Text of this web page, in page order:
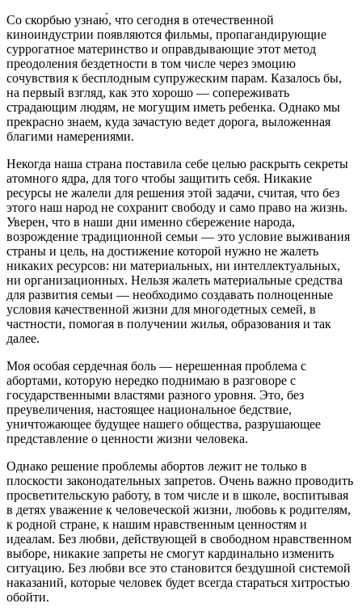
Со скорбью узнаю́, что сегодня в отечественной
киноиндустрии появляются фильмы, пропагандирующие
суррогатное материнство и оправдывающие этот метод
преодоления бездетности в том числе через эмоцию
сочувствия к бесплодным супружеским парам. Казалось бы,
на первый взгляд, как это хорошо — сопереживать
страдающим людям, не могущим иметь ребенка. Однако мы
прекрасно знаем, куда зачастую ведет дорога, выложенная
благими намерениями.
Некогда наша страна поставила себе целью раскрыть секреты
атомного ядра, для того чтобы защитить себя. Никакие
ресурсы не жалели для решения этой задачи, считая, что без
этого наш народ не сохранит свободу и само право на жизнь.
Уверен, что в наши дни именно сбережение народа,
возрождение традиционной семьи — это условие выживания
страны и цель, на достижение которой нужно не жалеть
никаких ресурсов: ни материальных, ни интеллектуальных,
ни организационных. Нельзя жалеть материальные средства
для развития семьи — необходимо создавать полноценные
условия качественной жизни для многодетных семей, в
частности, помогая в получении жилья, образования и так
далее.
Моя особая сердечная боль — нерешенная проблема с
абортами, которую нередко поднимаю в разговоре с
государственными властями разного уровня. Это, без
преувеличения, настоящее национальное бедствие,
уничтожающее будущее нашего общества, разрушающее
представление о ценности жизни человека.
Однако решение проблемы абортов лежит не только в
плоскости законодательных запретов. Очень важно проводить
просветительскую работу, в том числе и в школе, воспитывая
в детях уважение к человеческой жизни, любовь к родителям,
к родной стране, к нашим нравственным ценностям и
идеалам. Без любви, действующей в свободном нравственном
выборе, никакие запреты не смогут кардинально изменить
ситуацию. Без любви все это становится бездушной системой
наказаний, которые человек будет всегда стараться хитростью
обойти.